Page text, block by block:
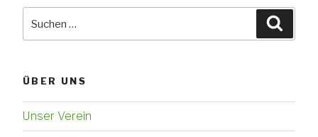
nach:
ÜBER UNS
Unser Verein